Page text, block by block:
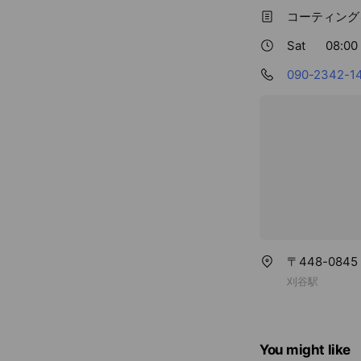
コーティン
Sat
090-2342-
〒448-0845
刈谷駅
You might like